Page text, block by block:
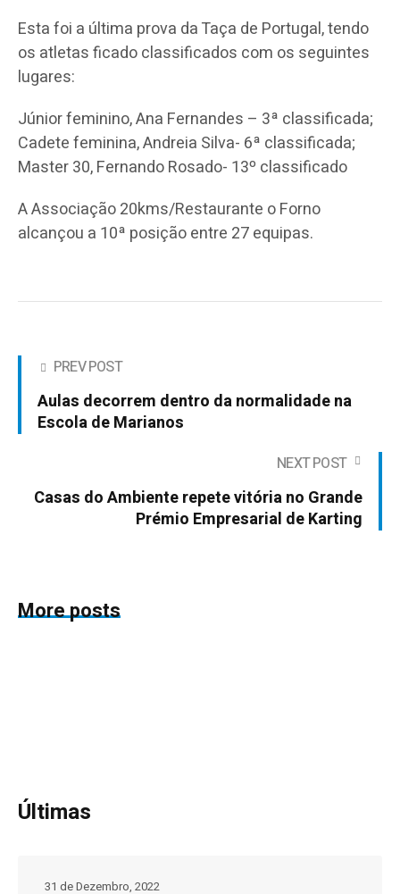
Esta foi a última prova da Taça de Portugal, tendo
os atletas ficado classificados com os seguintes
lugares:
Júnior feminino, Ana Fernandes – 3ª classificada;
Cadete feminina, Andreia Silva- 6ª classificada;
Master 30, Fernando Rosado- 13º classificado
A Associação 20kms/Restaurante o Forno
alcançou a 10ª posição entre 27 equipas.
PREV POST
Aulas decorrem dentro da normalidade na
Escola de Marianos
NEXT POST
Casas do Ambiente repete vitória no Grande
Prémio Empresarial de Karting
More posts
Últimas
31 de Dezembro, 2022